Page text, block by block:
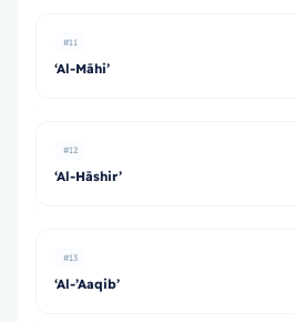
#11
‘Al-Māhi’
#12
‘Al-Hāshir’
#13
‘Al-’Aaqib’